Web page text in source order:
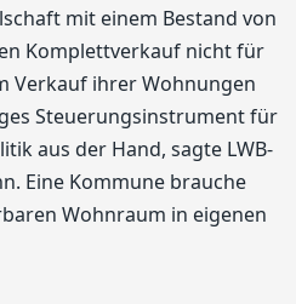
mit einem Bestand von
Komplettverkauf nicht für
Verkauf ihrer Wohnungen
Steuerungsinstrument für
aus der Hand, sagte LWB-
Eine Kommune brauche
Wohnraum in eigenen